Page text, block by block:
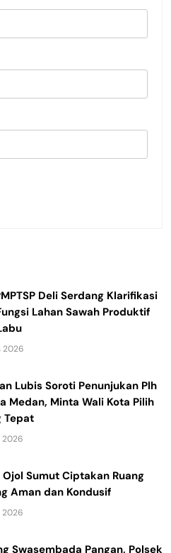
Deli Serdang Klarifikasi
Lahan Sawah Produktif
2026
Lubis Soroti Penunjukan Plh
Medan, Minta Wali Kota Pilih
Tepat
2026
Sumut Ciptakan Ruang
Aman dan Kondusif
2026
Swasembada Pangan, Polsek